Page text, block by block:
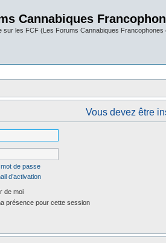
Cannabiques
sur les FCF (Les Forums Cannabiques Francophones
Vous devez être
mot de passe
d’activation
de moi
présence pour cette session